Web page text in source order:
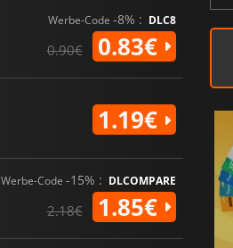
Werbe-Code -8% : DLC8
0.90€ 0.83€
1.19€
Werbe-Code -15% : DLCOMPARE
2.18€ 1.85€